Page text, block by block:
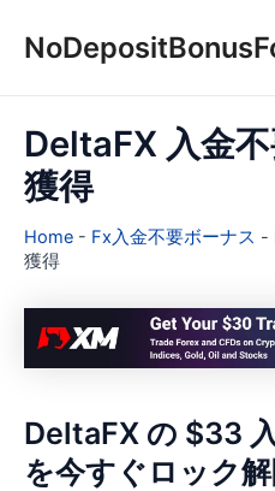
DeltaFX 入金
獲得
Home - Fx入金不要ボーナス -
獲得
DeltaFX の $33
を今すぐロック